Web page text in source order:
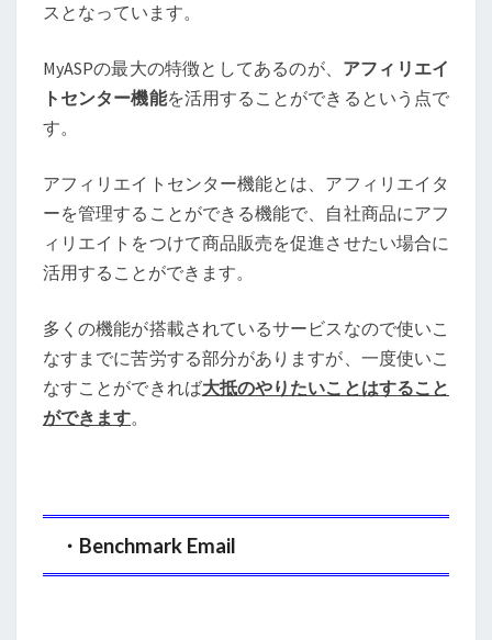
スとなっています。
MyASPの最大の特徴としてあるのが、 アフィリエイ
トセンター機能を活用することができるという点で
す。
アフィリエイトセンター機能とは、アフィリエイタ
ーを管理することができる機能で、自社商品にアフ
ィリエイトをつけて商品販売を促進させたい場合に
活用することができます。
多くの機能が搭載されているサービスなので使いこ
なすまでに苦労する部分がありますが、一度使いこ
なすことができれば大抵のやりたいことはすること
ができます。
・Benchmark Email